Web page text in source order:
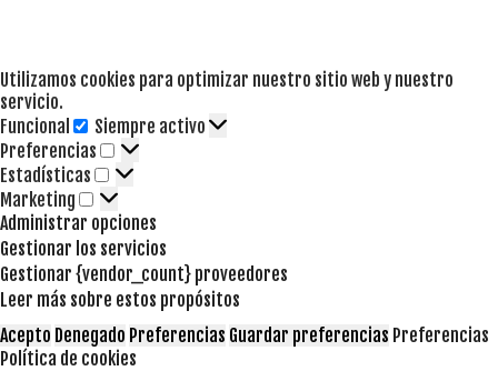
Utilizamos cookies para optimizar nuestro sitio web y nuestro
servicio.
Funcional
Funcional
Siempre activo
Preferencias
Preferencias
Estadísticas Estadísticas
Marketing Marketing
Administrar opciones
Gestionar los servicios
Gestionar {vendor_count} proveedores
Leer más sobre estos propósitos
Acepto Denegado Preferencias Guardar preferencias Preferencias
Política de cookies